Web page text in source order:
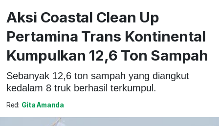
Aksi Coastal Clean Up
Pertamina Trans Kontinental
Kumpulkan 12,6 Ton Sampah
Sebanyak 12,6 ton sampah yang diangkut
kedalam 8 truk berhasil terkumpul.
Red: Gita Amanda